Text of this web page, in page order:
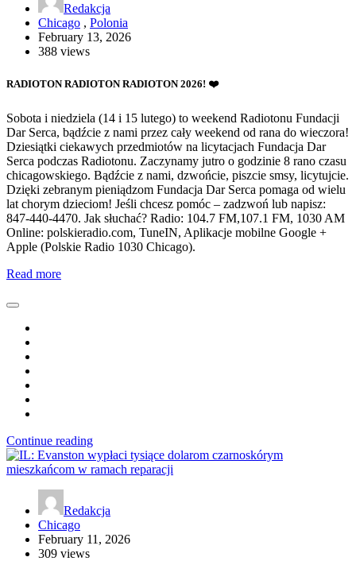
Redakcja
Chicago , Polonia
February 13, 2026
388 views
RADIOTON RADIOTON RADIOTON 2026! ❤️
Sobota i niedziela (14 i 15 lutego) to weekend Radiotonu Fundacji
Dar Serca, bądźcie z nami przez cały weekend od rana do wieczora!
Dziesiątki ciekawych przedmiotów na licytacjach Fundacja Dar
Serca podczas Radiotonu. Zaczynamy jutro o godzinie 8 rano czasu
chicagowskiego. Bądźcie z nami, dzwońcie, piszcie smsy, licytujcie.
Dzięki zebranym pieniądzom Fundacja Dar Serca pomaga od wielu
lat chorym dzieciom! Jeśli chcesz pomóc – zadzwoń lub napisz:
847-440-4470. Jak słuchać? Radio: 104.7 FM,107.1 FM, 1030 AM
Online: polskieradio.com, TuneIN, Aplikacje mobilne Google +
Apple (Polskie Radio 1030 Chicago).
Read more
Continue reading
Redakcja
Chicago
February 11, 2026
309 views